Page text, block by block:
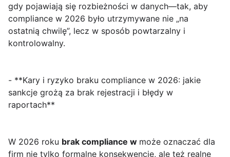
gdy pojawiają się rozbieżności w danych—tak, aby
compliance w 2026 było utrzymywane nie „na
ostatnią chwilę”, lecz w sposób powtarzalny i
kontrolowalny.
- **Kary i ryzyko braku compliance w 2026: jakie
sankcje grożą za brak rejestracji i błędy w
raportach**
W 2026 roku brak compliance w może oznaczać dla
firm nie tylko formalne konsekwencje, ale też realne